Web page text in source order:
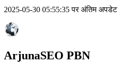
2025-05-30 05:55:35 पर अंतिम अपडेट
ArjunaSEO PBN